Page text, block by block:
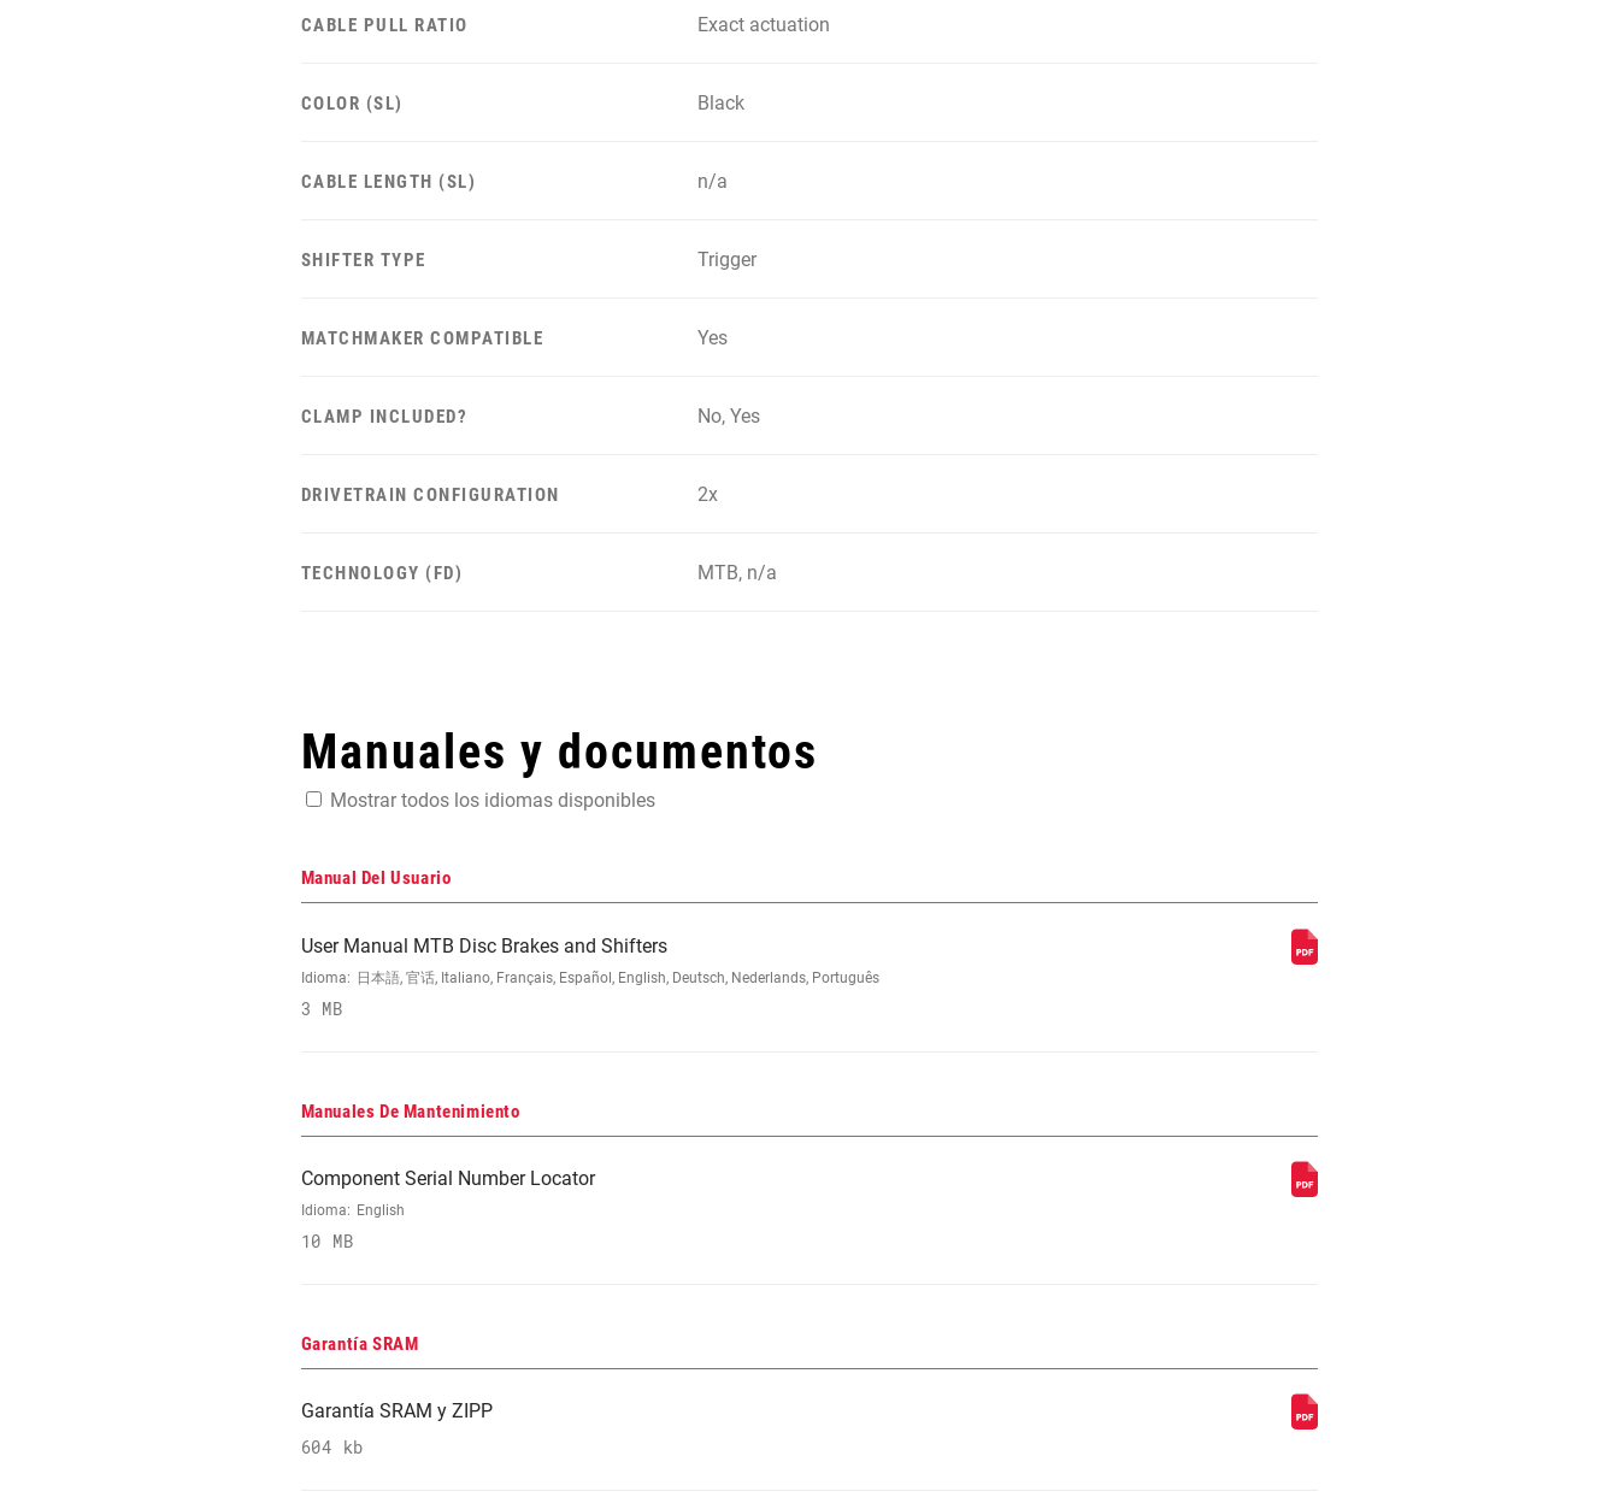
CABLE PULL RATIO Exact actuation
COLOR (SL) Black
CABLE LENGTH (SL) n/a
SHIFTER TYPE Trigger
MATCHMAKER COMPATIBLE Yes
CLAMP INCLUDED? No, Yes
DRIVETRAIN CONFIGURATION 2x
TECHNOLOGY (FD) MTB, n/a
Manuales y documentos
Mostrar todos los idiomas disponibles
Manual Del Usuario
User Manual MTB Disc Brakes and Shifters
Idioma: 日本語, 官话, Italiano, Français, Español, English, Deutsch, Nederlands, Português
3 MB
Manuales De Mantenimiento
Component Serial Number Locator
Idioma: English
10 MB
Garantía SRAM
Garantía SRAM y ZIPP
604 kb